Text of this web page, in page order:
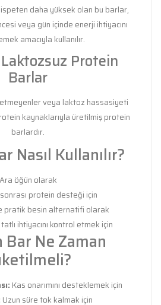
daha yüksek olan bu barlar,
veya gün içinde enerji ihtiyacını
amacıyla kullanılır.
Protein
Barlar
veya laktoz hassasiyeti
kaynaklarıyla üretilmiş protein
barlardır.
Nasıl Kullanılır?
Ara öğün olarak
protein desteği için
pratik besin alternatifi olarak
ihtiyacını kontrol etmek için
Ne Zaman
Kas onarımını desteklemek için
Uzun süre tok kalmak için